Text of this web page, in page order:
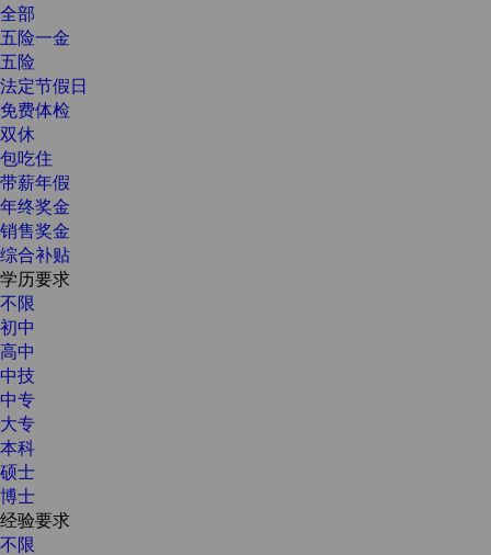
全部
五险一金
五险
法定节假日
免费体检
双休
包吃住
带薪年假
年终奖金
销售奖金
综合补贴
学历要求
不限
初中
高中
中技
中专
大专
本科
硕士
博士
经验要求
不限